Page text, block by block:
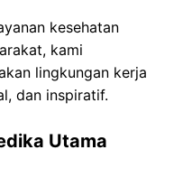
kesehatan
kami
lingkungan kerja
dan inspiratif.
Utama